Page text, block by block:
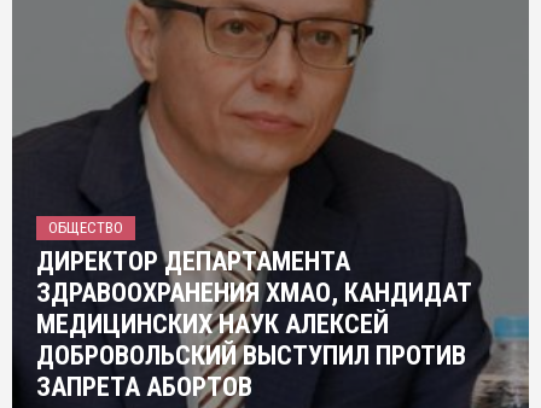
ОБЩЕСТВО
ДИРЕКТОР ДЕПАРТАМЕНТА
ЗДРАВООХРАНЕНИЯ ХМАО, КАНДИДАТ
МЕДИЦИНСКИХ НАУК АЛЕКСЕЙ
ДОБРОВОЛЬСКИЙ ВЫСТУПИЛ ПРОТИВ
ЗАПРЕТА АБОРТОВ